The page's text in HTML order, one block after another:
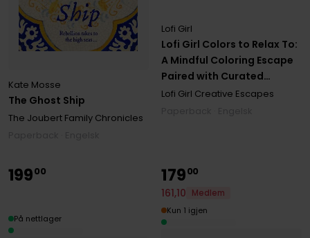
The Ghost Ship
Kate Mosse
The Joubert Family Chronicles
Lofi Girl Colors to Relax To:
A Mindful Coloring Escape
Paired with Curated
Playlists
Lofi Girl
Lofi Girl Creative Escapes
19900
På nettlager
17900
161,10
Medlem
Kun 1 igjen